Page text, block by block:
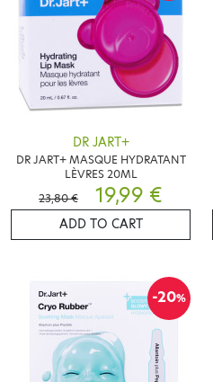
DR JART+
DR JART+ MASQUE HYDRATANT
LÈVRES 20ML
23,80 €
19,99 €
ADD TO CART
-20%